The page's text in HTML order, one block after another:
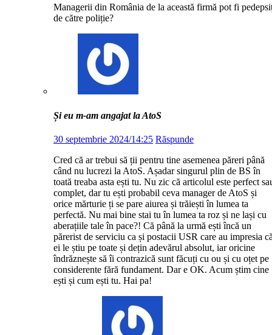
Managerii din România de la această firmă pot fi
de către poliție?
Și eu m-am angajat la AtoS
30 septembrie 2024/14:25 Răspunde
Cred că ar trebui să ții pentru tine asemenea păreri până
când nu lucrezi la AtoS. Așadar singurul plin de BS în
toată treaba asta ești tu. Nu zic că articolul este perfect
complet, dar tu ești probabil ceva manager de AtoS și
orice mărturie ți se pare aiurea și trăiești în lumea ta
perfectă. Nu mai bine stai tu în lumea ta roz și ne lași cu
aberațiile tale în pace?! Că până la urmă ești încă un
părerist de serviciu ca și postacii USR care au impresia
ei le știu pe toate și dețin adevărul absolut, iar oricine
îndrăznește să îi contrazică sunt făcuți cu ou și cu oțet pe
considerente fără fundament. Dar e OK. Acum știm cine
ești și cum ești tu. Hai pa!